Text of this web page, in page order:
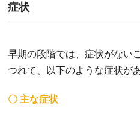
症状
早期の段階では、症状がない
つれて、以下のような症状が
〇 主な症状